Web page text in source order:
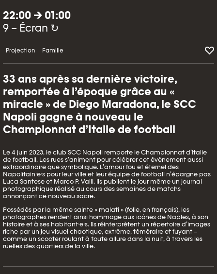
22:00 → 01:00
9 – Écran ↻
Projection Famille
33 ans après sa dernière victoire,
remportée à l’époque grâce au «
miracle » de Diego Maradona, le SCC
Napoli gagne à nouveau le
Championnat d’Italie de football
Le 4 juin 2023, le club SCC Napoli remporte le Championnat d’Italie
de football. Les rues s’animent pour célébrer cet évènement aussi
extraordinaire que symbolique. L’amour fou et éternel des
Napolitain⸱e⸱s pour leur ville et leur équipe de football n’épargne pas
Luca Santese et Marco P. Valli. Ils publient le jour même un journal
photographique réalisé au cours des semaines de matchs
annonçant ce nouveau sacre.
Possédés par la même sainte « malatì » (folie, en français), les
photographes rendent ainsi hommage aux icônes de Naples, à son
histoire et à ses habitant⸱e⸱s. Ils réinterprètent un répertoire d’images
riche par un jeu visuel chaotique, extrême, téméraire et fuyant –
comme un scooter roulant à toute allure dans la nuit, à travers les
ruelles des quartiers de la ville.